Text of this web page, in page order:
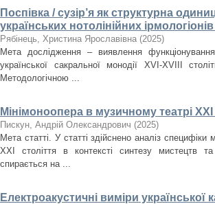
Поспівка / сузір’я як структурна
українських нотолінійних
Рябінець, Христина Ярославівна (2025)
Мета дослідження – виявлення
української сакральної монодії XVI-XVIII
Методологічною ...
Мінімоноопера в музичному театрі ХХІ
Пискун, Андрій Олександрович (2025)
Мета статті. У статті здійснено аналіз
ХХІ століття в контексті синтезу мистецтв
спирається на ...
Електроакустичні виміри